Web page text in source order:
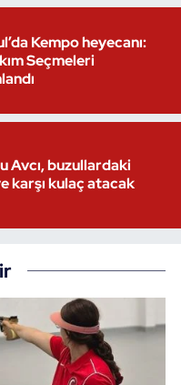
Kempo heyecanı:
Seçmeleri
Avcı, buzullardaki
karşı kulaç atacak